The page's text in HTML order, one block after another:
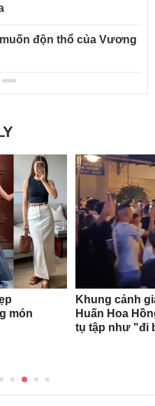
độn thổ của Vương
món
Khung cảnh
Huấn Hoa
tụ tập như "đi